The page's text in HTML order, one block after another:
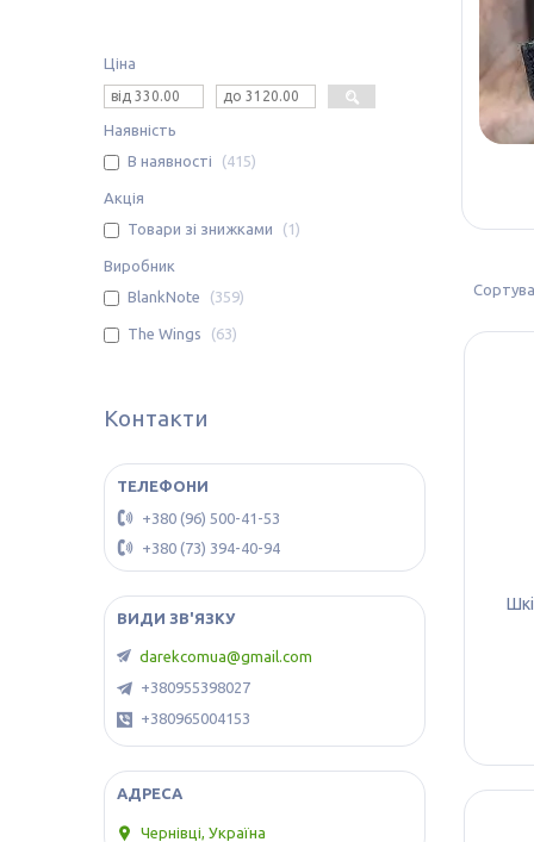
Ціна
Наявність
В наявності
415
Акція
Товари зі знижками
1
Виробник
BlankNote
359
The Wings 63
Контакти
+380 (96) 500-41-53
+380 (73) 394-40-94
darekcomua@gmail.com
+380955398027
+380965004153
Чернівці, Україна